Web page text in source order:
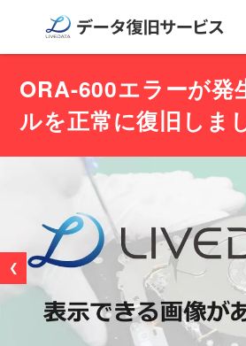
復旧費用と納期
サービスの流れ
対応メディア
データ復旧事例
お客様の声
ORA-600エラーが発
ルを正常に復旧しま
❮